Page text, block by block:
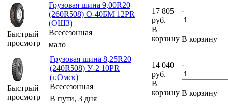
Быстрый
просмотр
Грузовая шина 9,00R20
(260R508) О-40БМ 12PR
(ОШЗ)
Всесезонная
мало
17 805
руб.
В
корзину
-
+
В корзину
Быстрый
просмотр
Грузовая шина 8,25R20
(240R508) У-2 10PR
(г.Омск)
Всесезонная
В пути, 3 дня
14 040
руб.
В
корзину
-
+
В корзину